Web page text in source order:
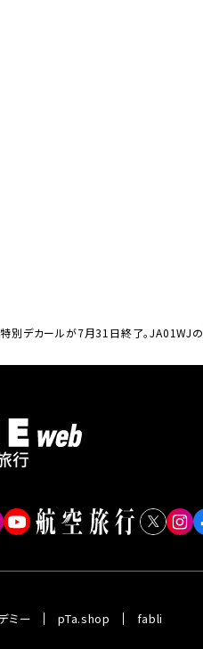
別デカールが7月31日終了。JA01WJ
ミー pTa.shop fabli